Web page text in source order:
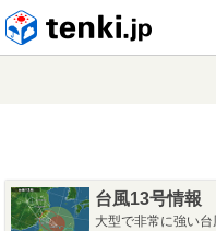
台風13号情報
大型で非常に強い